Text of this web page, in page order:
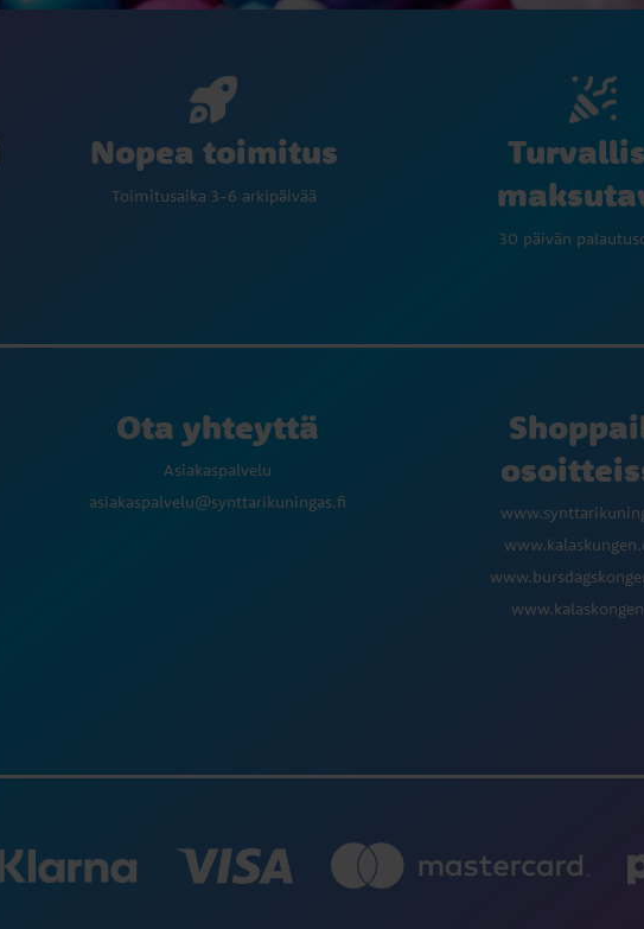
Nopea toimitus
Toimitusaika 3-6 arkipäivää
30 päivän
Ota yhteyttä
Asiakaspalvelu
asiakaspalvelu@synttarikuningas.fi